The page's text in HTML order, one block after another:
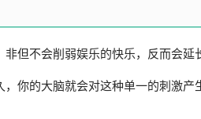
但不会削弱娱乐的快乐，反而会延
你的大脑就会对这种单一的刺激产